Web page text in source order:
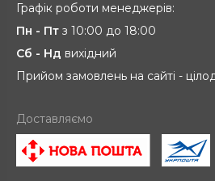
Графік роботи менеджерів:
Пн - Пт з 10:00 до 18:00
Сб - Нд вихідний
Прийом замовлень на сайті -
Доставляємо